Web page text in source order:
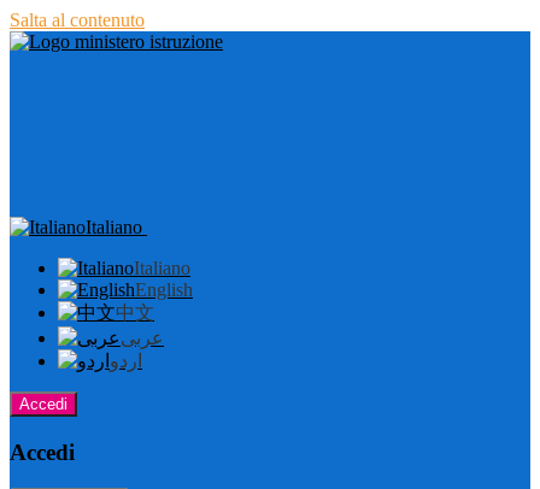
Salta al contenuto
Italiano
Italiano
English
中文
عربى
اردو
Accedi
Accedi